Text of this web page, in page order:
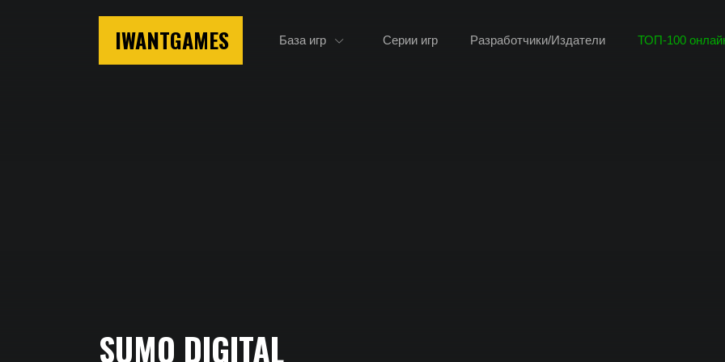
IWANTGAMES База игр Серии игр Разработчики/Издатели ТОП-100
SUMO Digital
SUMO DIGITAL